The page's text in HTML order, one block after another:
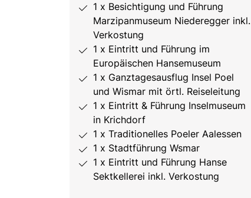
1 x Besichtigung und Führung
Marzipanmuseum Niederegger inkl.
Verkostung
1 x Eintritt und Führung im
Europäischen Hansemuseum
1 x Ganztagesausflug Insel Poel
und Wismar mit örtl. Reiseleitung
1 x Eintritt & Führung Inselmuseum
in Krichdorf
1 x Traditionelles Poeler Aalessen
1 x Stadtführung Wsmar
1 x Eintritt und Führung Hanse
Sektkellerei inkl. Verkostung